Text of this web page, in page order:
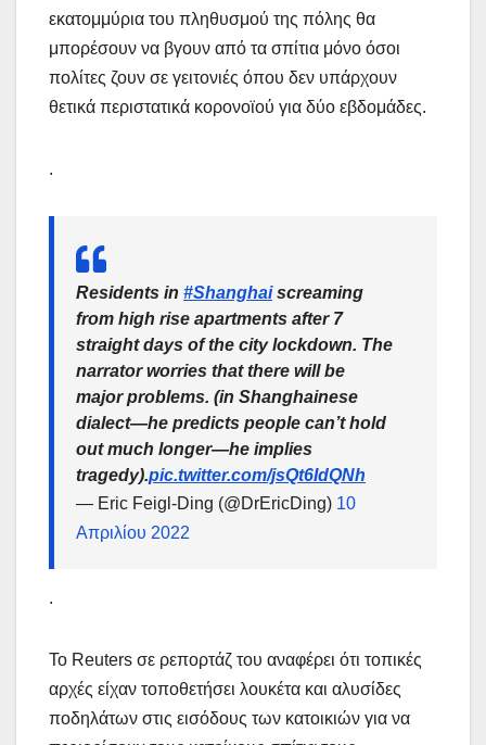
εκατομμύρια του πληθυσμού της πόλης θα
μπορέσουν να βγουν από τα σπίτια μόνο όσοι
πολίτες ζουν σε γειτονιές όπου δεν υπάρχουν
θετικά περιστατικά κορονοϊού για δύο εβδομάδες.
.
Residents in #Shanghaiscreaming
from high rise apartments after 7
straight days of the city lockdown. The
narrator worries that there will be
major problems. (in Shanghainese
dialect—he predicts people can’t hold
out much longer—he implies
tragedy).pic.twitter.com/jsQt6IdQNh
— Eric Feigl-Ding (@DrEricDing) 10
Απριλίου 2022
.
Το Reuters σε ρεπορτάζ του αναφέρει ότι τοπικές
αρχές είχαν τοποθετήσει λουκέτα και αλυσίδες
ποδηλάτων στις εισόδους των κατοικιών για να